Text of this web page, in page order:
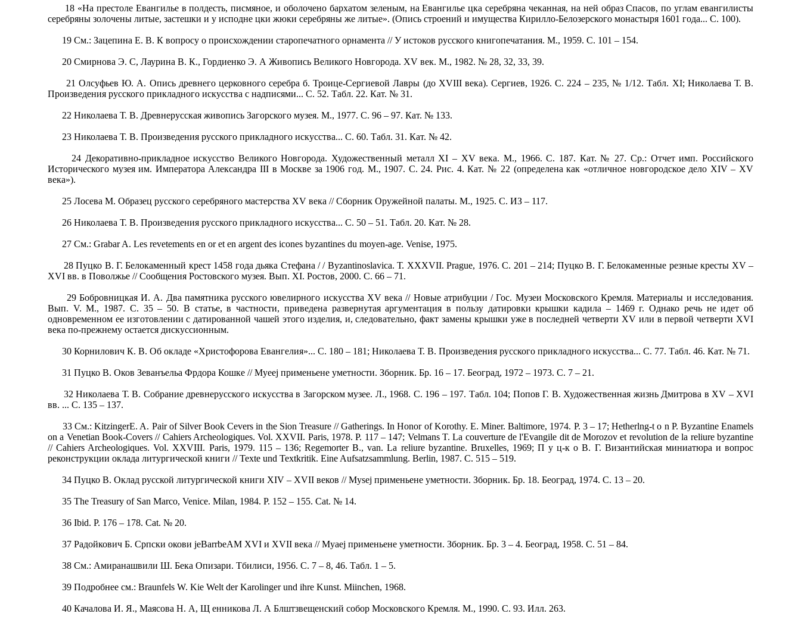
18 «На престоле Евангилье в полдесть, писмяное, и оболочено бархатом зеленым, на Евангилье цка серебряна чеканная, на ней образ Спасов, по углам евангилисты
серебряны золочены литые, застешки и у исподне цки жюки серебряны же литые». (Опись строений и имущества Кирилло-Белозерского монастыря 1601 года... С. 100).
19 См.: Зацепина Е. В. К вопросу о происхождении старопечатного орнамента // У истоков русского книгопечатания. М., 1959. С. 101 – 154.
20 Смирнова Э. С, Лаурина В. К., Гордиенко Э. А Живопись Великого Новгорода. XV век. М., 1982. № 28, 32, 33, 39.
21 Олсуфьев Ю. А. Опись древнего церковного серебра б. Троице-Сергиевой Лавры (до XVIII века). Сергиев, 1926. С. 224 – 235, № 1/12. Табл. XI; Николаева Т. В.
Произведения русского прикладного искусства с надписями... С. 52. Табл. 22. Кат. № 31.
22 Николаева Т. В. Древнерусская живопись Загорского музея. М., 1977. С. 96 – 97. Кат. № 133.
23 Николаева Т. В. Произведения русского прикладного искусства... С. 60. Табл. 31. Кат. № 42.
24 Декоративно-прикладное искусство Великого Новгорода. Художественный металл XI – XV века. М., 1966. С. 187. Кат. № 27. Ср.: Отчет имп. Российского
Исторического музея им. Императора Александра III в Москве за 1906 год. М., 1907. С. 24. Рис. 4. Кат. № 22 (определена как «отличное новгородское дело XIV – XV
века»).
25 Лосева М. Образец русского серебряного мастерства XV века // Сборник Оружейной палаты. М., 1925. С. ИЗ – 117.
26 Николаева Т. В. Произведения русского прикладного искусства... С. 50 – 51. Табл. 20. Кат. № 28.
27 См.: Grabаr A. Les revetements en or et en argent des icones byzantines du moyen-age. Venise, 1975.
28 Пуцко В. Г. Белокаменный крест 1458 года дьяка Стефана / / Byzantinoslavica. Т. XXXVII. Prague, 1976. С. 201 – 214; Пуцко В. Г. Белокаменные резные кресты XV –
XVI вв. в Поволжье // Сообщения Ростовского музея. Вып. XI. Ростов, 2000. С. 66 – 71.
29 Бобровницкая И. А. Два памятника русского ювелирного искусства XV века // Новые атрибуции / Гос. Музеи Московского Кремля. Материалы и исследования.
Вып. V. М., 1987. С. 35 – 50. В статье, в частности, приведена развернутая аргументация в пользу датировки крышки кадила – 1469 г. Однако речь не идет об
одновременном ее изготовлении с датированной чашей этого изделия, и, следовательно, факт замены крышки уже в последней четверти XV или в первой четверти XVI
века по-прежнему остается дискуссионным.
30 Корнилович К. В. Об окладе «Христофорова Евангелия»... С. 180 – 181; Николаева Т. В. Произведения русского прикладного искусства... С. 77. Табл. 46. Кат. № 71.
31 Пуцко В. Оков Зеванъельа Фрдора Кошке // Myeej применьене уметности. Зборник. Бр. 16 – 17. Београд, 1972 – 1973. С. 7 – 21.
32 Николаева Т. В. Собрание древнерусского искусства в Загорском музее. Л., 1968. С. 196 – 197. Табл. 104; Попов Г. В. Художественная жизнь Дмитрова в XV – XVI
вв. ... С. 135 – 137.
33 См.: KitzingerE. A. Pair of Silver Book Cevers in the Sion Treasure // Gatherings. In Honor of Korothy. E. Miner. Baltimore, 1974. P. 3 – 17; Hetherlng-t о n P. Byzantine Enamels
on a Venetian Book-Covers // Cahiers Archeologiques. Vol. XXVII. Paris, 1978. P. 117 – 147; Velmans T. La couverture de l'Evangile dit de Morozov et revolution de la reliure byzantine
// Cahiers Archeologiques. Vol. XXVIII. Paris, 1979. 115 – 136; Regemorter В., van. La reliure byzantine. Bruxelles, 1969; П у ц-к о В. Г. Византийская миниатюра и вопрос
реконструкции оклада литургической книги // Texte und Textkritik. Eine Aufsatzsammlung. Berlin, 1987. C. 515 – 519.
34 Пуцко В. Оклад русской литургической книги XIV – XVII веков // Mysej применьене уметности. Зборник. Бр. 18. Београд, 1974. С. 13 – 20.
35 The Treasury of San Marco, Venice. Milan, 1984. P. 152 – 155. Cat. № 14.
36 Ibid. P. 176 – 178. Cat. № 20.
37 Радойкович Б. Српски окови jeBarrbeAM XVI и XVII века // Myaej применьене уметности. Зборник. Бр. 3 – 4. Београд, 1958. С. 51 – 84.
38 См.: Амиранашвили Ш. Бека Опизари. Тбилиси, 1956. С. 7 – 8, 46. Табл. 1 – 5.
39 Подробнее см.: Braunfels W. Kie Welt der Karolinger und ihre Kunst. Miinchen, 1968.
40 Качалова И. Я., Маясова Н. А, Щ енникова Л. А Блштзвещенский собор Московского Кремля. М., 1990. С. 93. Илл. 263.